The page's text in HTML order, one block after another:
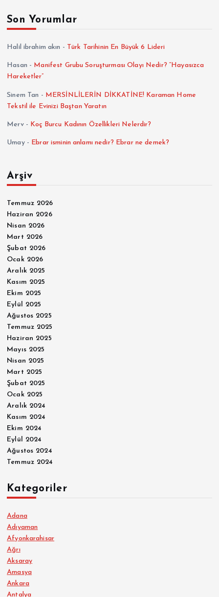
Son Yorumlar
Halil ibrahim akın - Türk Tarihinin En Büyük 6 Lideri
Hasan - Manifest Grubu Soruşturması Olayı Nedir? “Hayasızca
Hareketler”
Sinem Tan - MERSİNLİLERİN DİKKATİNE! Karaman Home
Tekstil ile Evinizi Baştan Yaratın
Merv- Koç Burcu Kadının Özellikleri Nelerdir?
Umay- Ebrar isminin anlamı nedir? Ebrar ne demek?
Arşiv
Temmuz 2026
Haziran 2026
Nisan 2026
Mart 2026
Şubat 2026
Ocak 2026
Aralık 2025
Kasım 2025
Ekim 2025
Eylül 2025
Ağustos 2025
Temmuz 2025
Haziran 2025
Mayıs 2025
Nisan 2025
Mart 2025
Şubat 2025
Ocak 2025
Aralık 2024
Kasım 2024
Ekim 2024
Eylül 2024
Ağustos 2024
Temmuz 2024
Kategoriler
Adana
Adıyaman
Afyonkarahisar
Ağrı
Aksaray
Amasya
Ankara
Antalya